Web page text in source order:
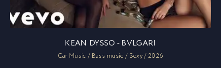
KEAN DYSSO - BVLGARI
Car Music / Bass music / Sexy / 2026